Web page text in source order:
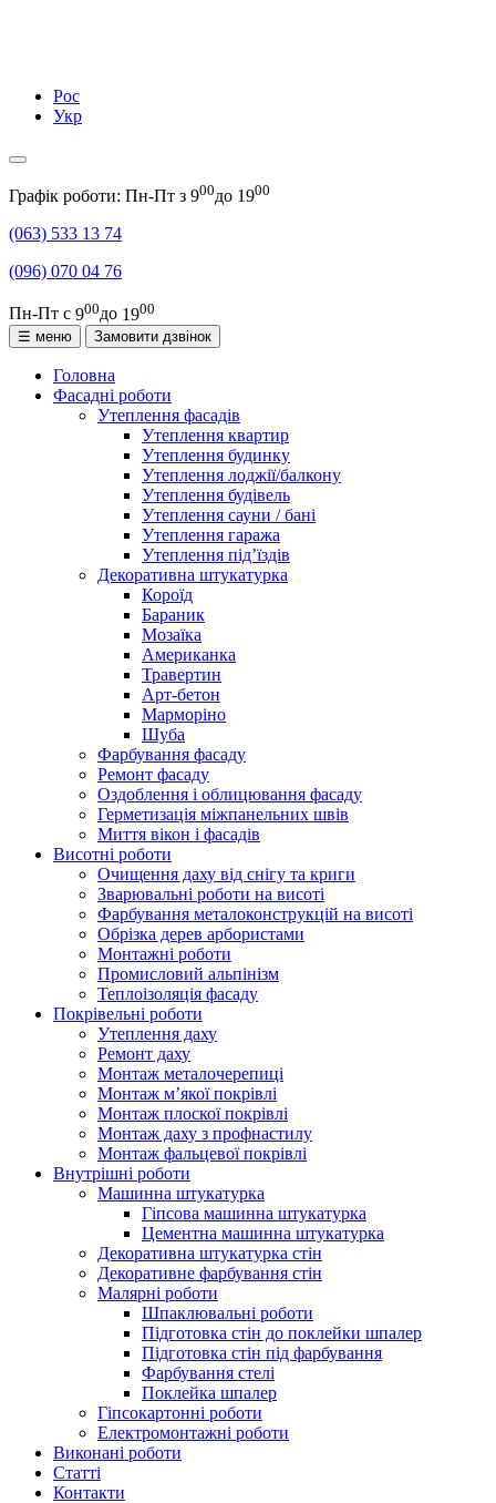
Рос
Укр
Графік роботи: Пн-Пт з 900до 1900
(063) 533 13 74
(096) 070 04 76
Пн-Пт с 900до 1900
☰ меню
Замовити дзвінок
Головна
Фасадні роботи
Утеплення фасадів
Утеплення квартир
Утеплення будинку
Утеплення лоджії/балкону
Утеплення будівель
Утеплення сауни / бані
Утеплення гаража
Утеплення під’їздів
Декоративна штукатурка
Короїд
Бараник
Мозаїка
Американка
Травертин
Арт-бетон
Марморіно
Шуба
Фарбування фасаду
Ремонт фасаду
Оздоблення і облицювання фасаду
Герметизація міжпанельних швів
Миття вікон і фасадів
Висотні роботи
Очищення даху від снігу та криги
Зварювальні роботи на висоті
Фарбування металоконструкцій на висоті
Обрізка дерев арбористами
Монтажні роботи
Промисловий альпінізм
Теплоізоляція фасаду
Покрівельні роботи
Утеплення даху
Ремонт даху
Монтаж металочерепиці
Монтаж м’якої покрівлі
Монтаж плоскої покрівлі
Монтаж даху з профнастилу
Монтаж фальцевої покрівлі
Внутрішні роботи
Машинна штукатурка
Гіпсова машинна штукатурка
Цементна машинна штукатурка
Декоративна штукатурка стін
Декоративне фарбування стін
Малярні роботи
Шпаклювальні роботи
Підготовка стін до поклейки шпалер
Підготовка стін під фарбування
Фарбування стелі
Поклейка шпалер
Гіпсокартонні роботи
Електромонтажні роботи
Виконані роботи
Статті
Контакти